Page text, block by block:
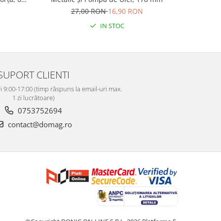
27,00 RON16,90 RON
IN STOC
CLIENTI
17:00 (timp răspuns la email-uri max.
1 zi lucrătoare)
0753752694
contact@domag.ro